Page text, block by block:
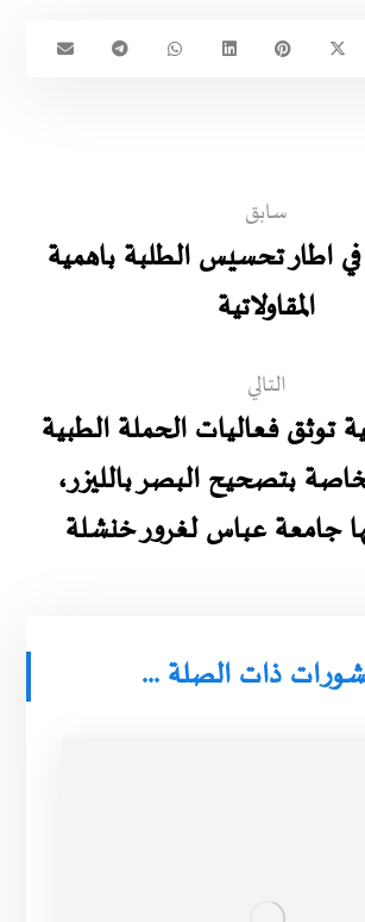
سابق
اطار تحسيس الطلبة باهمية
المقاولاتية
التالي
توثق فعاليات الحملة الطبية
بتصحيح البصر بالليزر،
جامعة عباس لغرور خنشلة
ذات الصلة ...